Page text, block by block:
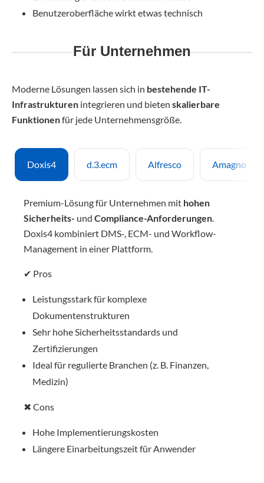
Benutzeroberfläche wirkt etwas technisch
Für Unternehmen
Moderne Lösungen lassen sich in bestehende IT-
Infrastrukturen integrieren und bieten skalierbare
Funktionenfür jede Unternehmensgröße.
Doxis4 d.3.ecm Alfresco Amagno
Premium-Lösung für Unternehmen mit hohen
Sicherheits- und Compliance-Anforderungen.
Doxis4 kombiniert DMS-, ECM- und Workflow-
Management in einer Plattform.
✔ Pros
Leistungsstark für komplexe
Dokumentenstrukturen
Sehr hohe Sicherheitsstandards und
Zertifizierungen
Ideal für regulierte Branchen (z. B. Finanzen,
Medizin)
✖ Cons
Hohe Implementierungskosten
Längere Einarbeitungszeit für Anwender